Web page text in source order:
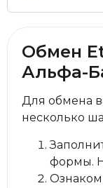
Обмен
Альфа-
Для обмена
несколько
формы.